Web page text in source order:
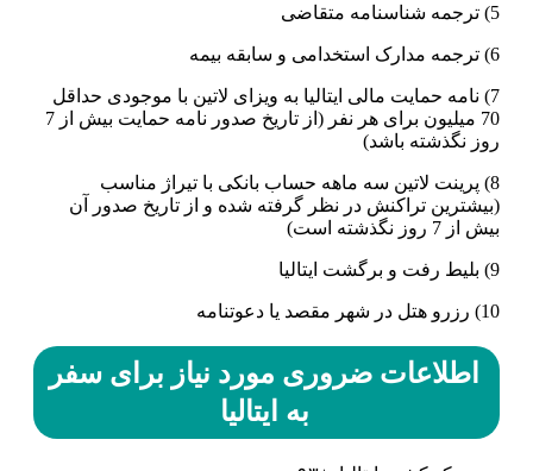
5) ترجمه شناسنامه متقاضی
6) ترجمه مدارک استخدامی و سابقه بیمه
7) نامه حمایت مالی ایتالیا به ویزای لاتین با موجودی حداقل
70 میلیون برای هر نفر (از تاریخ صدور نامه حمایت بیش از 7
روز نگذشته باشد)
8) پرینت لاتین سه ماهه حساب بانکی با تیراژ مناسب
(بیشترین تراکنش در نظر گرفته شده و از تاریخ صدور آن
بیش از 7 روز نگذشته است)
9) بلیط رفت و برگشت ایتالیا
10) رزرو هتل در شهر مقصد یا دعوتنامه
اطلاعات ضروری مورد نیاز برای سفر
به ایتالیا